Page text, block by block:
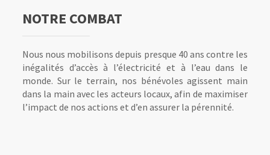
NOTRE COMBAT
Nous nous mobilisons depuis presque 40 ans contre les
inégalités d’accès à l’électricité et à l’eau dans le
monde. Sur le terrain, nos bénévoles agissent main
dans la main avec les acteurs locaux, afin de maximiser
l’impact de nos actions et d’en assurer la pérennité.
L’ACCÈS
PERMET
LA
CONSERVATION
DES
VACCINS
AU
L’ÉLECTRICITÉ
DE
COMMERCES
UNE
FOIS
LA
NUIT
LUMIÈRE
PERMET
LA
SÉCURISATION
DES
LIEUX
LUMIÈRE
LA
VIE
SOCIALE
DU
VILLAGE
EN
EAU
DE
RÉDUIRE
LE
RISQUE
DE
MALADIES
PLACE
DE
POMPAGE
POUR
ASSURER
LA
SÉCURITÉ
L’ACCÈS
PERMET
DE
FAIRE
ÉMERGER
DES
ACTIVITÉS
PERMET
LE
DÉVELOPPEMENT
D’ACTIVITÉS
GÉNÉRATRICES
DE